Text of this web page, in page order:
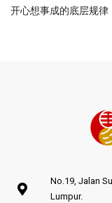
开心想事成的底层规律
No.19, Jalan
Lumpur.